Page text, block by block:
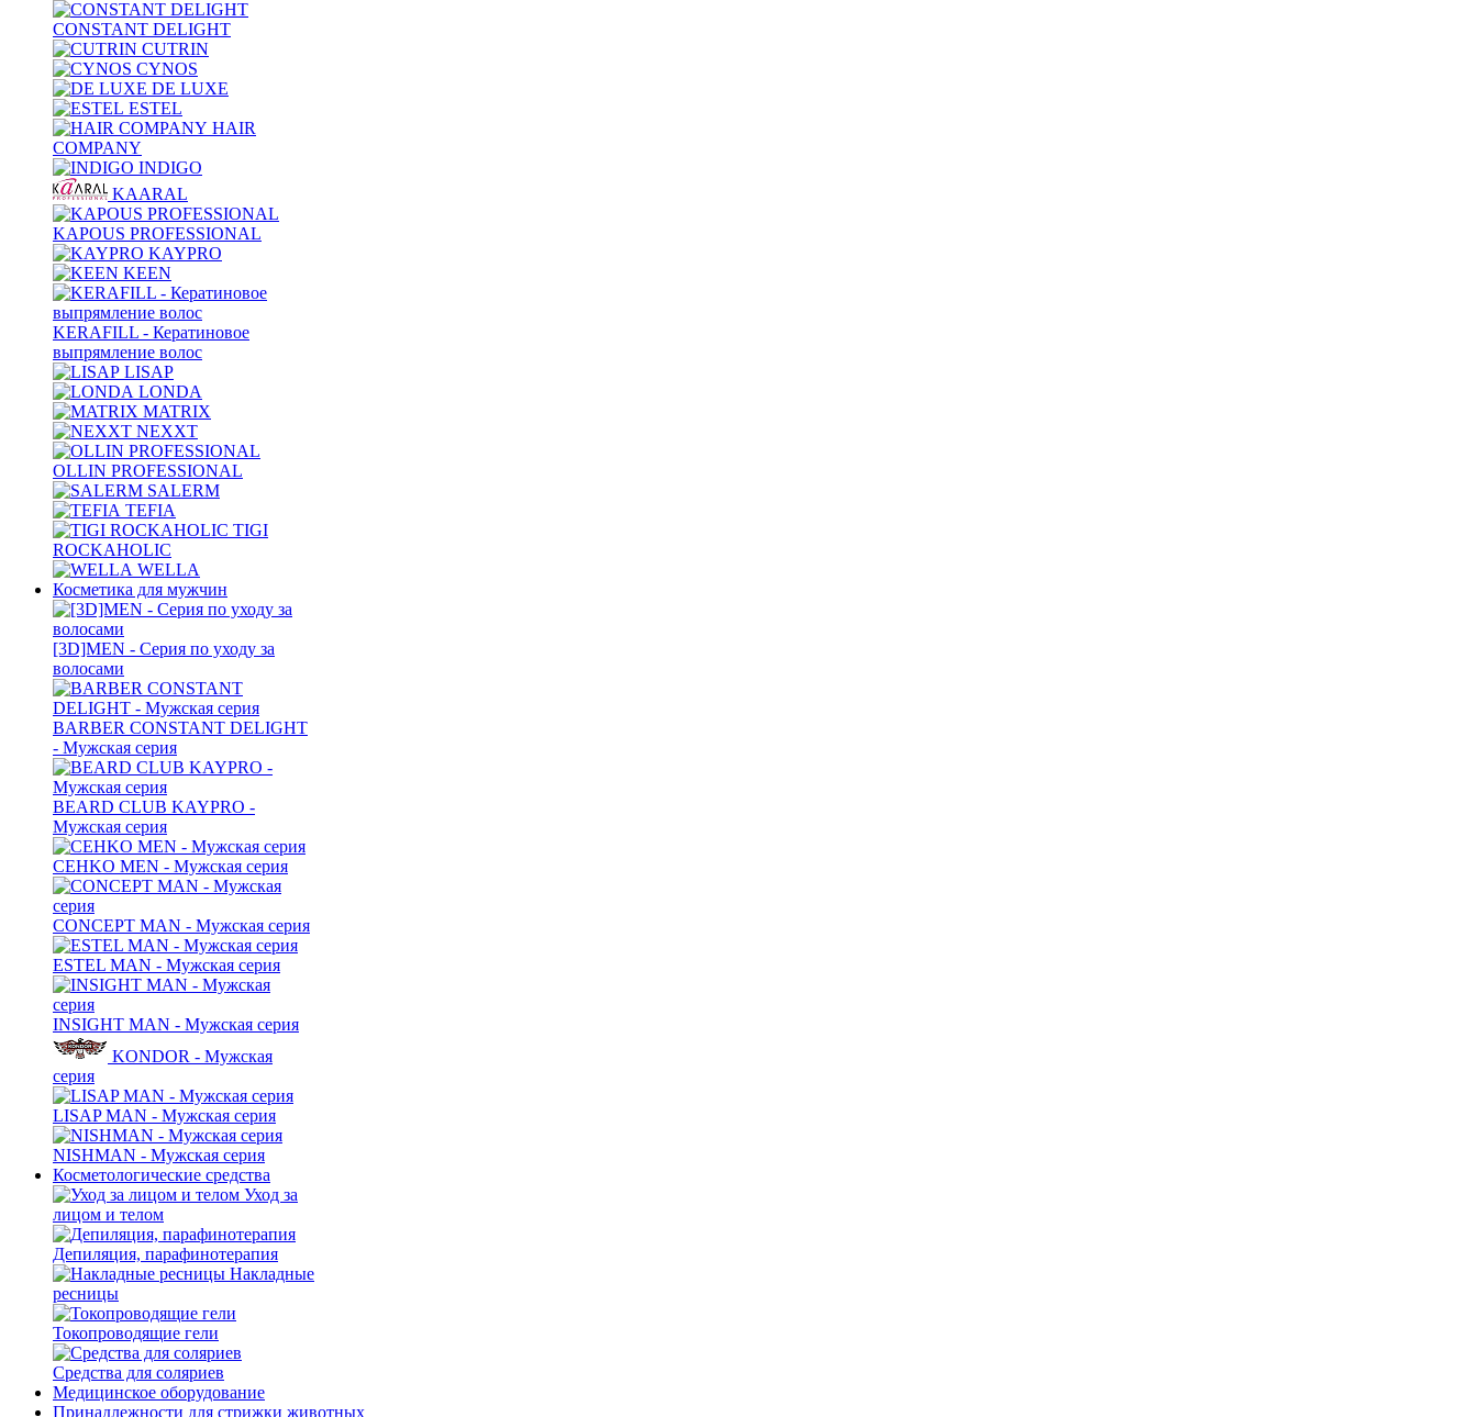
CONSTANT DELIGHT
CUTRIN
CYNOS
DE LUXE
ESTEL
HAIR
COMPANY
INDIGO
KAARAL
KAPOUS PROFESSIONAL
KAYPRO
KEEN
KERAFILL - Кератиновое
выпрямление волос
LISAP
LONDA
MATRIX
NEXXT
OLLIN PROFESSIONAL
SALERM
TEFIA
TIGI
ROCKAHOLIC
WELLA
Косметика для мужчин
[3D]MEN - Серия по уходу за
волосами
BARBER CONSTANT DELIGHT
- Мужская серия
BEARD CLUB KAYPRO -
Мужская серия
CEHKO MEN - Мужская серия
CONCEPT MAN - Мужская серия
ESTEL MAN - Мужская серия
INSIGHT MAN - Мужская серия
KONDOR - Мужская
серия
LISAP MAN - Мужская серия
NISHMAN - Мужская серия
Косметологические средства
Уход за
лицом и телом
Депиляция, парафинотерапия
Накладные
ресницы
Токопроводящие гели
Средства для соляриев
Медицинское оборудование
Принадлежности для стрижки животных